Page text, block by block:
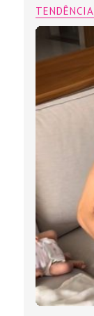
TENDÊNCIA